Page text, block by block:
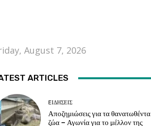
August 7, 2026
ARTICLES
EΙΔΗΣΕΙΣ
Αποζημιώσεις για τα θανατωθέντα
ζώα – Αγωνία για το μέλλον της